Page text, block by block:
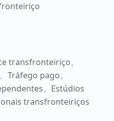
transfronteiriço、
Tráfego pago、
、Estúdios
transfronteiriços